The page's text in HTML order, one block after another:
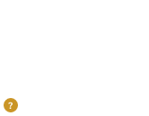
?